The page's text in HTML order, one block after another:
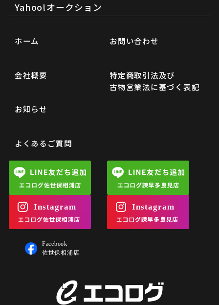
Yahoo!オークション
ホーム
会社概要
お知らせ
よくあるご質問
お問い合わせ
特定商取引法及び
古物営業法に基づく表記